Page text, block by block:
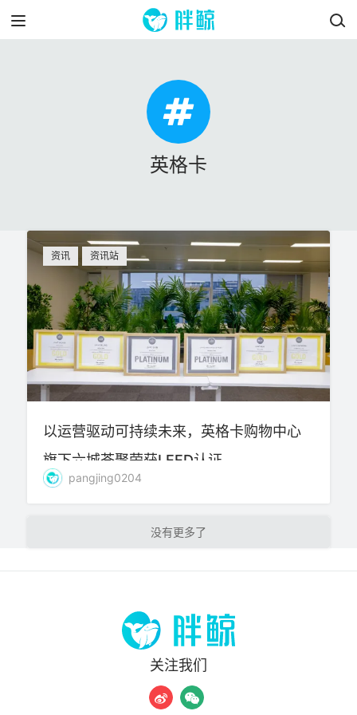
英格卡
资讯 资讯站
以运营驱动可持续未来，英格卡购物中心
旗下六城荟聚荣获LEED认证
pangjing0204
加载更多
关注我们